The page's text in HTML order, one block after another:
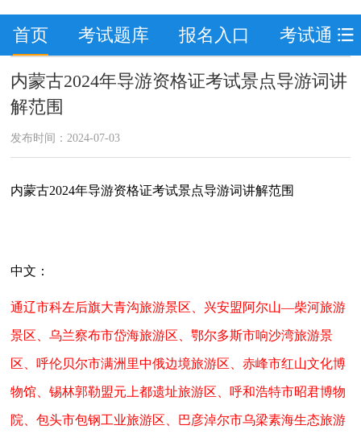
首页 考试题库 报名入口 考试通知
内蒙古2024年导游资格证考试景点导游词讲
解范围
发布时间：2024-07-03
内蒙古2024年导游资格证考试景点导游词讲解范围
中文：
通辽市科左后旗大青沟旅游景区、兴安盟阿尔山—柴河旅游
景区、乌兰察布市岱海旅游区、鄂尔多斯市响沙湾旅游景
区、呼伦贝尔市满洲里中俄边境旅游区、赤峰市红山文化博
物馆、锡林郭勒盟元上都遗址旅游区、呼和浩特市昭君博物
院、包头市包钢工业旅游区、巴彦淖尔市乌梁素海生态旅游